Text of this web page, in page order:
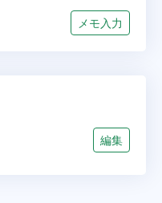
メモ入力
編集